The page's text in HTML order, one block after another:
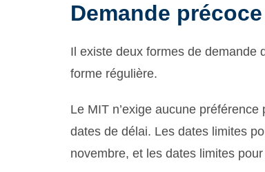
Demande
Il existe deux formes de demande
forme régulière.
Le MIT n’exige aucune
dates de délai. Les dates limites
novembre, et les dates limites